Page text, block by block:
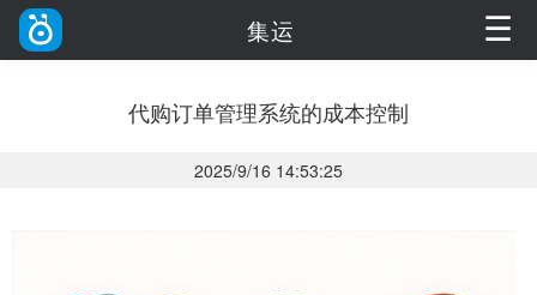
集运 ☰
代购订单管理系统的成本控制
2025/9/16 14:53:25